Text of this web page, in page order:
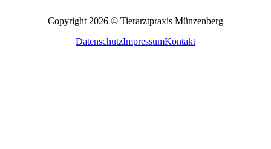
Copyright 2026 © Tierarztpraxis Münzenberg
DatenschutzImpressumKontakt